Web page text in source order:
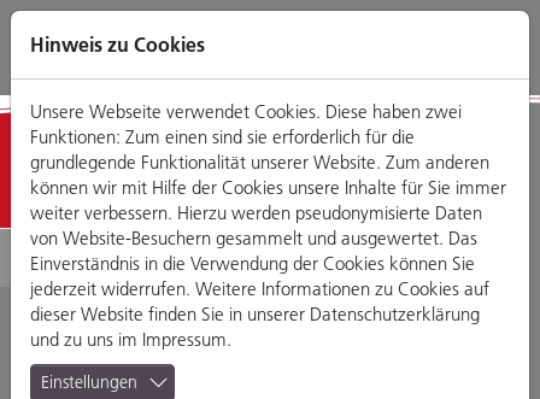
Direkt
zum
Zum
Hauptmenü
Zum
Footermenü
Zur
Website-
Detailansicht
Hinweis zu Cookies
Unsere Webseite verwendet Cookies. Diese haben zwei
Funktionen: Zum einen sind sie erforderlich für die
grundlegende Funktionalität unserer Website. Zum anderen
können wir mit Hilfe der Cookies unsere Inhalte für Sie immer
weiter verbessern. Hierzu werden pseudonymisierte Daten
von Website-Besuchern gesammelt und ausgewertet. Das
Einverständnis in die Verwendung der Cookies können Sie
jederzeit widerrufen. Weitere Informationen zu Cookies auf
dieser Website finden Sie in unserer Datenschutzerklärung
und zu uns im Impressum.
Einstellungen